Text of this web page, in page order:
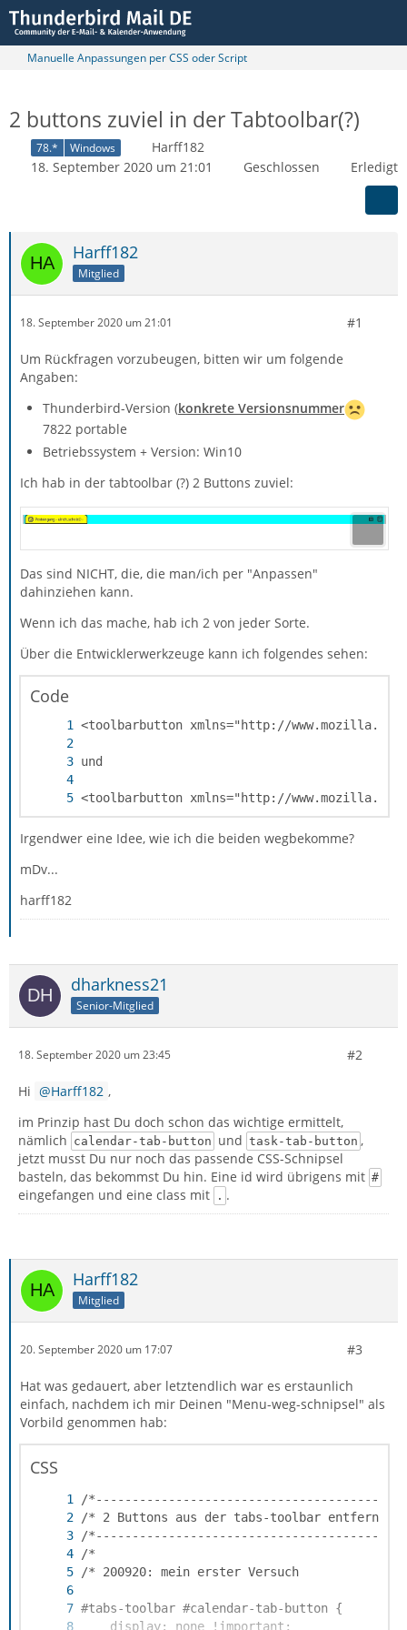
Manuelle Anpassungen per CSS oder Script
2 buttons zuviel in der Tabtoolbar(?)
78.* Windows
Harff182
18. September 2020 um 21:01
Geschlossen Erledigt
Harff182
Mitglied
18. September 2020 um 21:01 #1
Um Rückfragen vorzubeugen, bitten wir um folgende
Angaben:
Thunderbird-Version (konkrete Versionsnummer
7822 portable
Betriebssystem + Version: Win10
Ich hab in der tabtoolbar (?) 2 Buttons zuviel:
Das sind NICHT, die, die man/ich per "Anpassen"
dahinziehen kann.
Wenn ich das mache, hab ich 2 von jeder Sorte.
Über die Entwicklerwerkzeuge kann ich folgendes sehen:
Code
<toolbarbutton xmlns="http://
Irgendwer eine Idee, wie ich die beiden wegbekomme?
mDv...
harff182
dharkness21
Senior-Mitglied
18. September 2020 um 23:45 #2
Hi Harff182 ,
im Prinzip hast Du doch schon das wichtige ermittelt,
nämlich calendar-tab-button und task-tab-button ,
jetzt musst Du nur noch das passende CSS-Schnipsel
basteln, das bekommst Du hin. Eine id wird übrigens mit #
eingefangen und eine class mit . .
Harff182
Mitglied
20. September 2020 um 17:07 #3
Hat was gedauert, aber letztendlich war es erstaunlich
einfach, nachdem ich mir Deinen "Menu-weg-schnipsel" als
Vorbild genommen hab:
CSS